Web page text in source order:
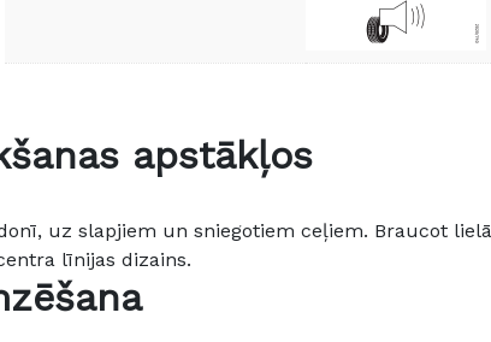
apstākļos
uz slapjiem un sniegotiem ceļiem. Braucot
līnijas dizains.